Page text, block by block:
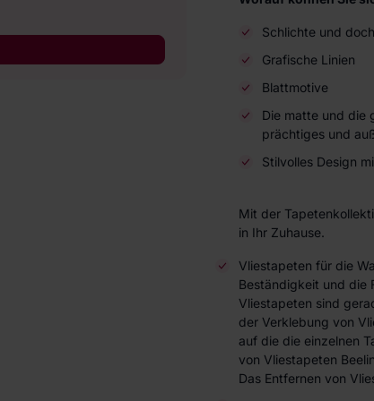
Schlichte und
Grafische Linien
Blattmotive
Die matte und die
prächtiges und
Stilvolles Design
Mit der
in Ihr Zuhause.
Vliestapeten für die
Beständigkeit und die
Vliestapeten sind
der Verklebung von
auf die die einzelnen
von Vliestapeten
Das Entfernen von